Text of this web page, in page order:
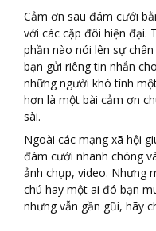
Cảm ơn sau đám cưới
với các cặp đôi hiện đại.
phần nào nói lên sự
bạn gửi riêng tin nhắn
những người khó tính
hơn là một bài cảm ơn
sài.
Ngoài các mạng xã hội
đám cưới nhanh chóng
ảnh chụp, video. Nhưng
chú hay một ai đó bạn
nhưng vẫn gần gũi, hãy